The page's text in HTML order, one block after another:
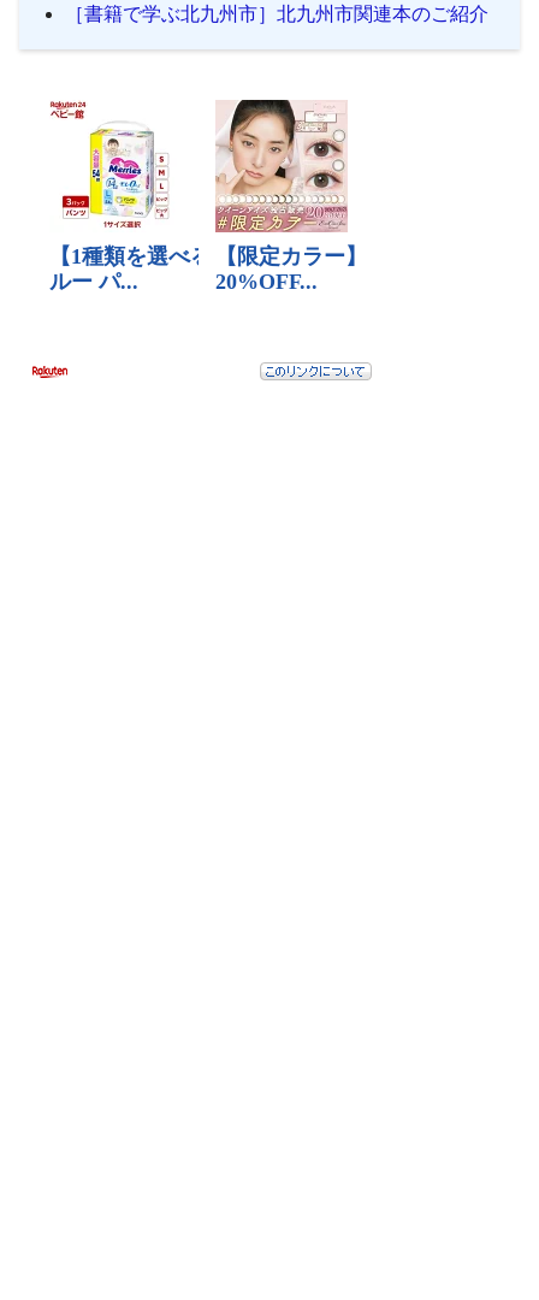
［書籍で学ぶ北九州市］北九州市関連本のご紹介